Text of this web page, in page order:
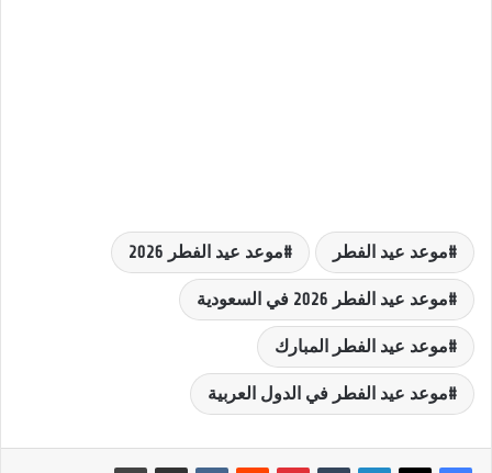
موعد عيد الفطر موعد عيد الفطر 2026
موعد عيد الفطر 2026 في السعودية
موعد عيد الفطر المبارك
موعد عيد الفطر في الدول العربية